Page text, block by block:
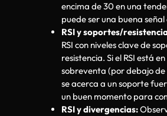
encima de 30 en una
puede ser una buena
RSI y soportes/
RSI con niveles clave de
resistencia. Si el RSI está
sobreventa (por debajo de
se acerca a un soporte
un buen momento para
RSI y divergencias: